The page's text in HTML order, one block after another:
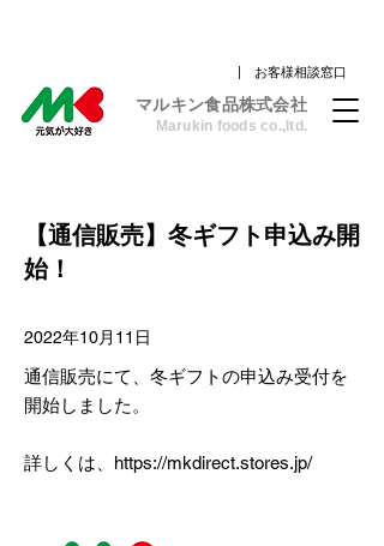
| お客様相談窓口
​マルキン食品株式会社
Marukin foods co.,ltd.
【通信販売】冬ギフト申込み開
始！
2022年10月11日
通信販売にて、冬ギフトの申込み受付を
開始しました。
詳しくは、 https://mkdirect.stores.jp/